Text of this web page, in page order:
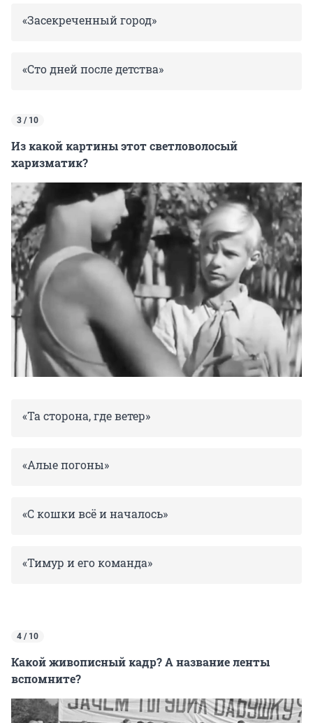
«Засекреченный город»
«Сто дней после детства»
3 / 10
Из какой картины этот светловолосый
харизматик?
«Та сторона, где ветер»
«Алые погоны»
«С кошки всё и началось»
«Тимур и его команда»
4 / 10
Какой живописный кадр? А название ленты
вспомните?